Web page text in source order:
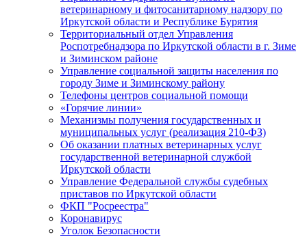
ветеринарному и фитосанитарному надзору по
Иркутской области и Республике Бурятия
Территориальный отдел Управления
Роспотребнадзора по Иркутской области в г. Зиме
и Зиминском районе
Управление социальной защиты населения по
городу Зиме и Зиминскому району
Телефоны центров социальной помощи
«Горячие линии»
Механизмы получения государственных и
муниципальных услуг (реализация 210-ФЗ)
Об оказании платных ветеринарных услуг
государственной ветеринарной службой
Иркутской области
Управление Федеральной службы судебных
приставов по Иркутской области
ФКП "Росреестра"
Коронавирус
Уголок Безопасности